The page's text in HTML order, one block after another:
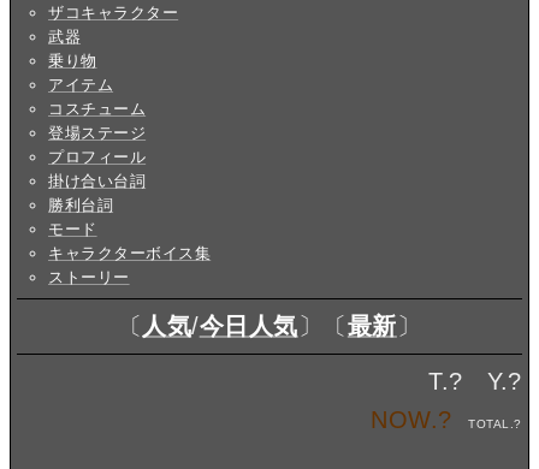
ザコキャラクター
武器
乗り物
アイテム
コスチューム
登場ステージ
プロフィール
掛け合い台詞
勝利台詞
モード
キャラクターボイス集
ストーリー
〔 人気/今日人気 〕〔 最新 〕
T.? Y.?
NOW.? TOTAL.?